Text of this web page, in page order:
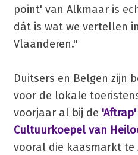
point' van Alkmaar is
dát is wat we vertellen
Vlaanderen."
Duitsers en Belgen zijn
voor de lokale
voorjaar al bij de
Cultuurkoepel van
vooral die kaasmarkt te